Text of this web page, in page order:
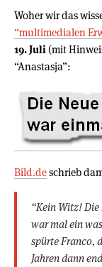
Woher wir das
“multimedialen
19. Juli (mit
“Anastasja”:
Bild.deschrieb
“Kein Witz!
war mal ein
spürte Franco,
Jahren dann